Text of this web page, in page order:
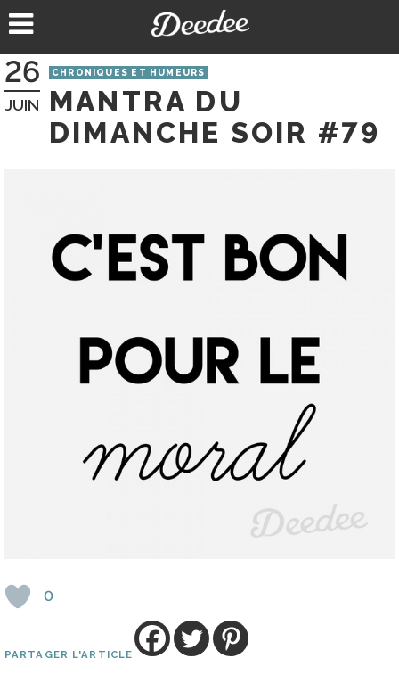
au
26
JUIN
CHRONIQUES ET HUMEURS
MANTRA DU
DIMANCHE SOIR #79
0
PARTAGER L'ARTICLE